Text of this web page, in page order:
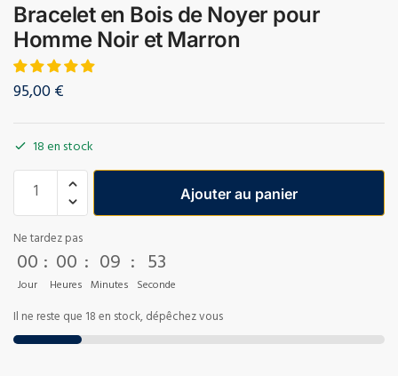
Bracelet en Bois de Noyer pour
Homme Noir et Marron
95,00€
18 en stock
Ajouter au panier
Ne tardez pas
00
Jour
: 00
Heures
: 09
Minutes
: 52
Seconde
Il ne reste que 18 en stock, dépêchez vous